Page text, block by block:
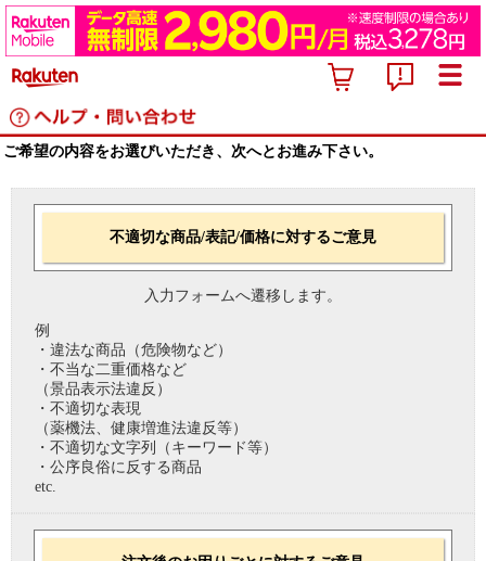
ご希望の内容をお選びいただき、次へとお進み下さい。
不適切な商品/表記/価格に対するご意見
入力フォームへ遷移します。
例
・違法な商品（危険物など）
・不当な二重価格など
（景品表示法違反）
・不適切な表現
（薬機法、健康増進法違反等）
・不適切な文字列（キーワード等）
・公序良俗に反する商品
etc.